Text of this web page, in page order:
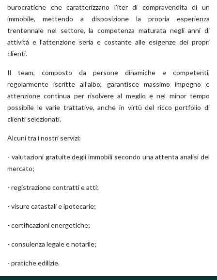
burocratiche che caratterizzano l’iter di compravendita di un
immobile, mettendo a disposizione la propria esperienza
trentennale nel settore, la competenza maturata negli anni di
attività e l’attenzione seria e costante alle esigenze dei propri
clienti.
Il team, composto da persone dinamiche e competenti,
regolarmente iscritte all’albo, garantisce massimo impegno e
attenzione continua per risolvere al meglio e nel minor tempo
possibile le varie trattative, anche in virtù del ricco portfolio di
clienti selezionati.
Alcuni tra i nostri servizi:
- valutazioni gratuite degli immobili secondo una attenta analisi del
mercato;
- registrazione contratti e atti;
- visure catastali e ipotecarie;
- certificazioni energetiche;
- consulenza legale e notarile;
- pratiche edilizie.